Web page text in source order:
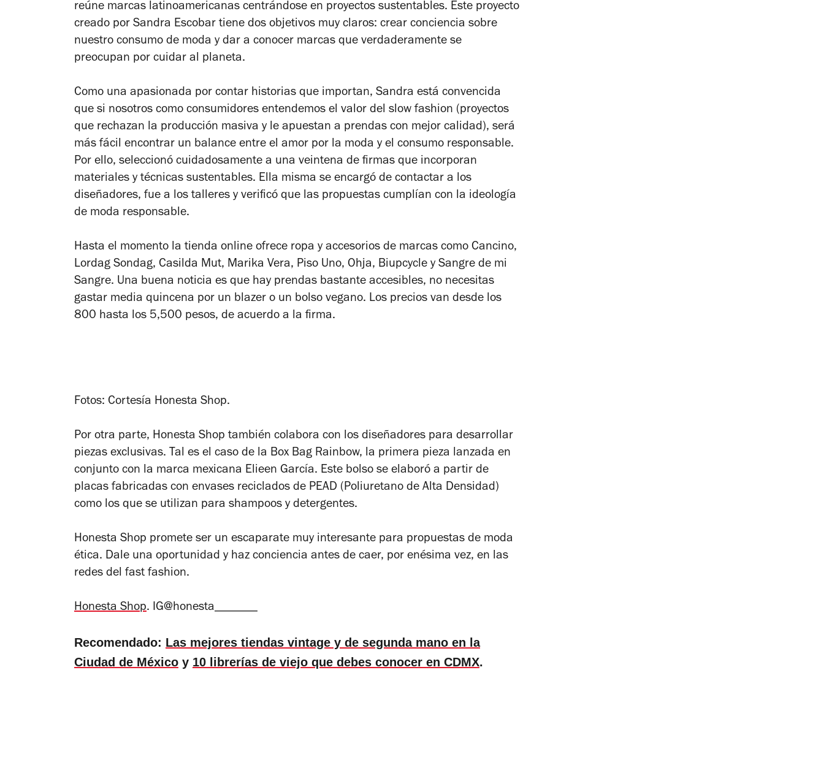
reúne marcas latinoamericanas centrándose en proyectos sustentables. Este proyecto
creado por Sandra Escobar tiene dos objetivos muy claros: crear conciencia sobre
nuestro consumo de moda y dar a conocer marcas que verdaderamente se
preocupan por cuidar al planeta.
Como una apasionada por contar historias que importan, Sandra está convencida
que si nosotros como consumidores entendemos el valor del slow fashion (proyectos
que rechazan la producción masiva y le apuestan a prendas con mejor calidad), será
más fácil encontrar un balance entre el amor por la moda y el consumo responsable.
Por ello, seleccionó cuidadosamente a una veintena de firmas que incorporan
materiales y técnicas sustentables. Ella misma se encargó de contactar a los
diseñadores, fue a los talleres y verificó que las propuestas cumplían con la ideología
de moda responsable.
Hasta el momento la tienda online ofrece ropa y accesorios de marcas como Cancino,
Lordag Sondag, Casilda Mut, Marika Vera, Piso Uno, Ohja, Biupcycle y Sangre de mi
Sangre. Una buena noticia es que hay prendas bastante accesibles, no necesitas
gastar media quincena por un blazer o un bolso vegano. Los precios van desde los
800 hasta los 5,500 pesos, de acuerdo a la firma.
Fotos: Cortesía Honesta Shop.
Por otra parte, Honesta Shop también colabora con los diseñadores para desarrollar
piezas exclusivas. Tal es el caso de la Box Bag Rainbow, la primera pieza lanzada en
conjunto con la marca mexicana Elieen García. Este bolso se elaboró a partir de
placas fabricadas con envases reciclados de PEAD (Poliuretano de Alta Densidad)
como los que se utilizan para shampoos y detergentes.
Honesta Shop promete ser un escaparate muy interesante para propuestas de moda
ética. Dale una oportunidad y haz conciencia antes de caer, por enésima vez, en las
redes del fast fashion.
Honesta Shop. IG@honesta_______
Recomendado: Las mejores tiendas vintage y de segunda mano en la
Ciudad de México y 10 librerías de viejo que debes conocer en CDMX.